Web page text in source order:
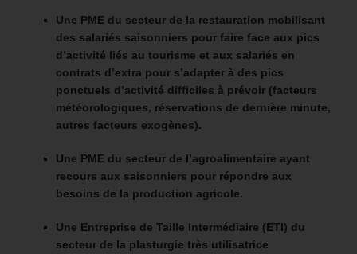
Une PME du secteur de la restauration mobilisant
des salariés saisonniers pour faire face aux pics
d’activité liés au tourisme et aux salariés en
contrats d’extra pour s’adapter à des pics
ponctuels d’activité difficiles à prévoir (facteurs
météorologiques, réservations de dernière minute,
autres facteurs exogènes).
Une PME du secteur de l’agroalimentaire ayant
recours aux saisonniers pour répondre aux
besoins de la production agricole.
Une Entreprise de Taille Intermédiaire (ETI) du
secteur de la plasturgie très utilisatrice